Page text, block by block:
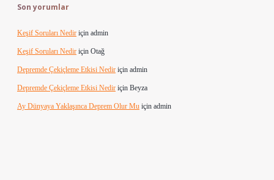
Son yorumlar
Keşif Soruları Nedir için admin
Keşif Soruları Nedir için Otağ
Depremde Çekiçleme Etkisi Nedir için admin
Depremde Çekiçleme Etkisi Nedir için Beyza
Ay Dünyaya Yaklaşınca Deprem Olur Mu için admin